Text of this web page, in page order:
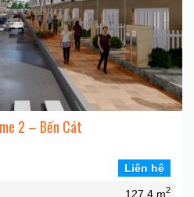
2 – Bến Cát
Liên hệ
127,4 m2